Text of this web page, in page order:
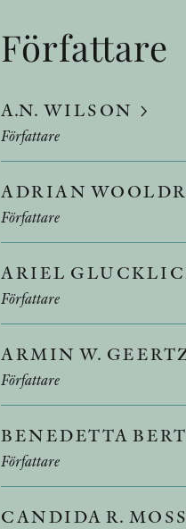
Författare
A.N. WILSON
Författare
ADRIAN
Författare
ARIEL
Författare
ARMIN W.
Författare
BENEDETTA
Författare
CANDIDA R. MOSS